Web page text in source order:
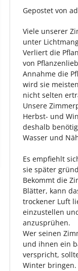
Gepostet von
Viele unserer
unter
Verliert die
von
Annahme die
wird sie
nicht selten
Unsere
Herbst- und
deshalb
Wasser und
Es empfiehlt
sie später
Bekommt die
Blätter, kann
trockener Luft
einzustellen
anzusprühen.
Wer seinen
und ihnen ein
verspricht,
Winter bringen.